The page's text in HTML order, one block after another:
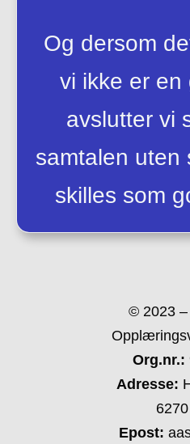
Og dersom
vi ikke er en
avslutter vi
samtalen uten
skilles som
© 2023 –
Org.nr.:
Adresse:
Epost: